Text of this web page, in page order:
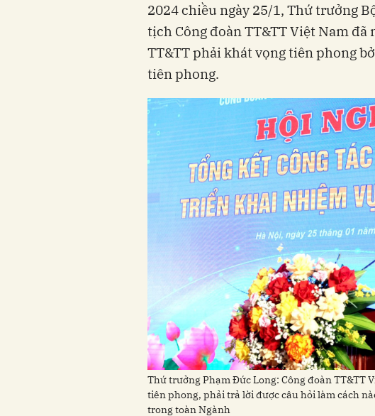
2024 chiều ngày 25/1, Thứ trưởng
tịch Công đoàn TT&TT Việt Nam đã
TT&TT phải khát vọng tiên phong
tiên phong.
Thứ trưởng Phạm Đức Long: Công đoàn TT&TT
tiên phong, phải trả lời được câu hỏi làm cách
trong toàn Ngành